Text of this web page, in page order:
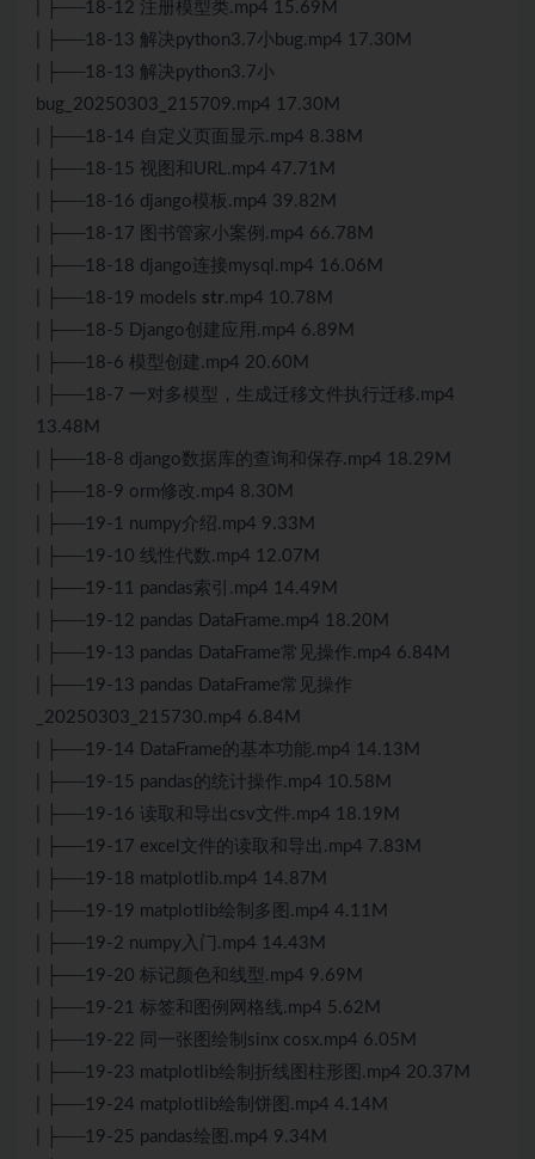
| ├──18-12 注册模型类.mp4 15.69M
| ├──18-13 解决python3.7小bug.mp4 17.30M
| ├──18-13 解决python3.7小
bug_20250303_215709.mp4 17.30M
| ├──18-14 自定义页面显示.mp4 8.38M
| ├──18-15 视图和URL.mp4 47.71M
| ├──18-16 django模板.mp4 39.82M
| ├──18-17 图书管家小案例.mp4 66.78M
| ├──18-18 django连接mysql.mp4 16.06M
| ├──18-19 models str.mp4 10.78M
| ├──18-5 Django创建应用.mp4 6.89M
| ├──18-6 模型创建.mp4 20.60M
| ├──18-7 一对多模型，生成迁移文件执行迁移.mp4
13.48M
| ├──18-8 django数据库的查询和保存.mp4 18.29M
| ├──18-9 orm修改.mp4 8.30M
| ├──19-1 numpy介绍.mp4 9.33M
| ├──19-10 线性代数.mp4 12.07M
| ├──19-11 pandas索引.mp4 14.49M
| ├──19-12 pandas DataFrame.mp4 18.20M
| ├──19-13 pandas DataFrame常见操作.mp4 6.84M
| ├──19-13 pandas DataFrame常见操作
_20250303_215730.mp4 6.84M
| ├──19-14 DataFrame的基本功能.mp4 14.13M
| ├──19-15 pandas的统计操作.mp4 10.58M
| ├──19-16 读取和导出csv文件.mp4 18.19M
| ├──19-17 excel文件的读取和导出.mp4 7.83M
| ├──19-18 matplotlib.mp4 14.87M
| ├──19-19 matplotlib绘制多图.mp4 4.11M
| ├──19-2 numpy入门.mp4 14.43M
| ├──19-20 标记颜色和线型.mp4 9.69M
| ├──19-21 标签和图例网格线.mp4 5.62M
| ├──19-22 同一张图绘制sinx cosx.mp4 6.05M
| ├──19-23 matplotlib绘制折线图柱形图.mp4 20.37M
| ├──19-24 matplotlib绘制饼图.mp4 4.14M
| ├──19-25 pandas绘图.mp4 9.34M